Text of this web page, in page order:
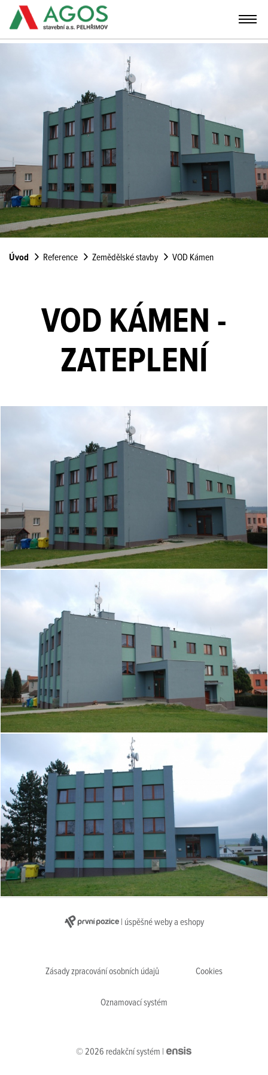
Úvod Reference Zemědělské stavby VOD Kámen
VOD KÁMEN -
ZATEPLENÍ
| úspěšné weby a eshopy
Zásady zpracování osobních údajů Cookies
Oznamovací systém
© 2026 redakční systém |